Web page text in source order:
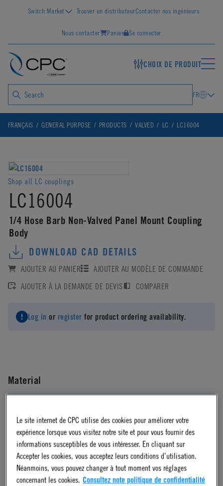
Switch Market Trouver un distributeurContacter nos ingénieurs
Nous contacter Panier Se connecter
CHOIX DE PRODUIT
FR
FRANÇAIS GENERAL PURPOSE PRODUCTS VALVED LC LC16004
Shop all LC couplings
LC16004
1/4 Hose Barb Non-Valved Panel Mount Coupling
Body
DOWNLOAD CAD DETAILS
AJOUTER AU PANIER
AJOUTER AU MODÈLE DE COMMANDE
AJOUTER À LA DEMANDE DE DEVIS
COMPARER
Log in or register for product ordering availability.
Material
Material Finish
Chrome
Le site internet de CPC utilise des cookies pour améliorer votre
expérience lorsque vous visitez notre site et pour vous fournir des
informations susceptibles de vous intéresser. En cliquant sur
Accepter les cookies, vous acceptez leurs conditions d’utilisation.
Néanmoins, vous pouvez changer à tout moment vos réglages
concernant les cookies. Consultez note politique de confidentialité